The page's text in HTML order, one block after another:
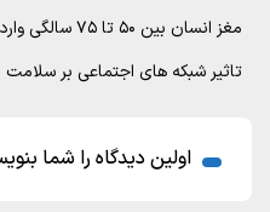
مغز انسان بین ۵۰ تا ۷۵ سالگی وارد مرحله…
تاثیر شبکه های اجتماعی بر سلامت
اولین دیدگاه را شما